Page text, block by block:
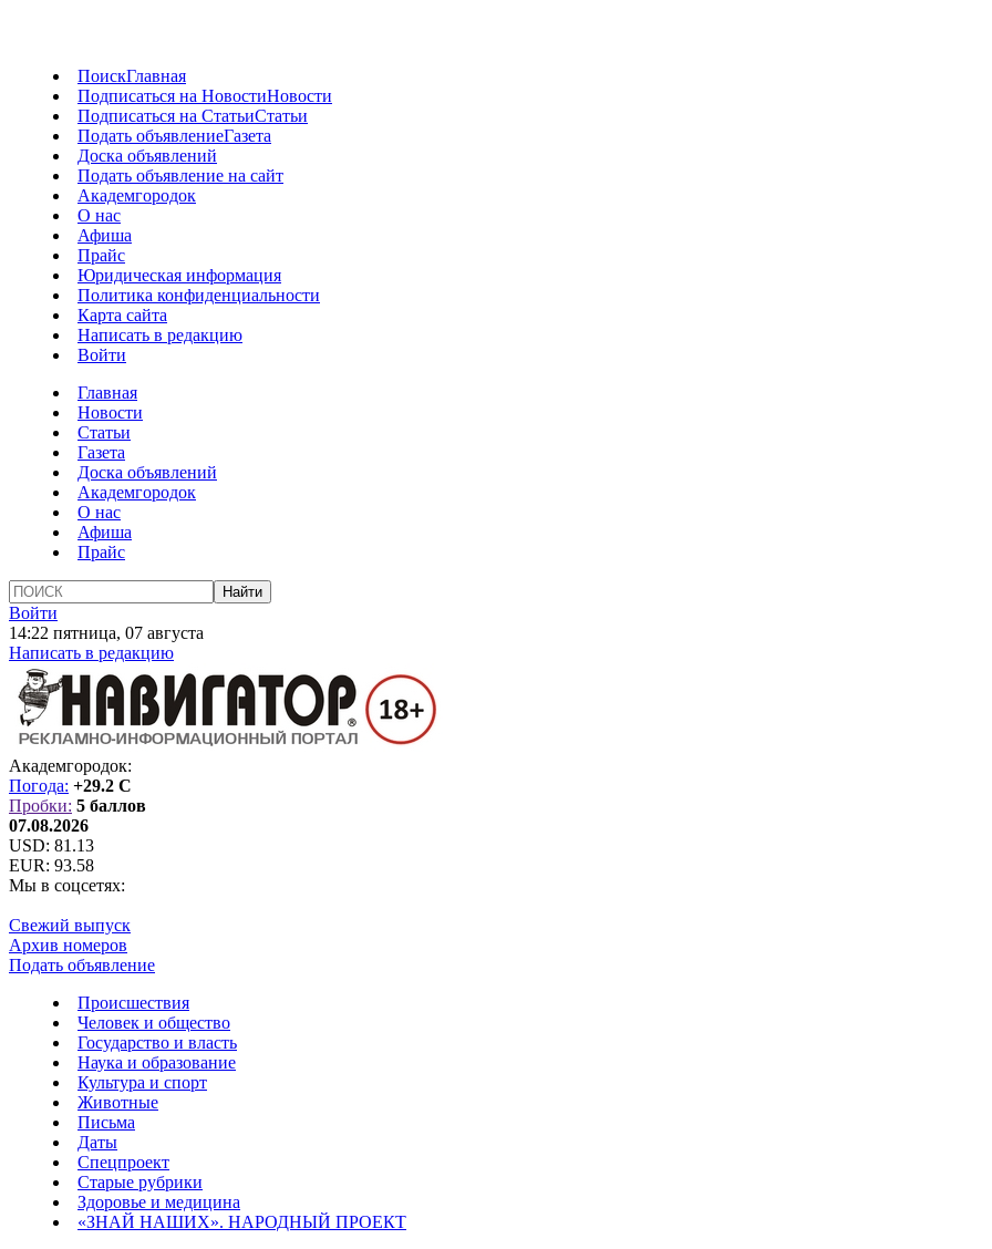
ПоискГлавная
Подписаться на НовостиНовости
Подписаться на СтатьиСтатьи
Подать объявлениеГазета
Доска объявлений
Подать объявление на сайт
Академгородок
О нас
Афиша
Прайс
Юридическая информация
Политика конфиденциальности
Карта сайта
Написать в редакцию
Войти
Главная
Новости
Статьи
Газета
Доска объявлений
Академгородок
О нас
Афиша
Прайс
Войти
14:22 пятница, 07 августа
Написать в редакцию
Академгородок:
Погода: +29.2 C
Пробки: 5 баллов
07.08.2026
USD: 81.13
EUR: 93.58
Мы в соцсетях:
Свежий выпуск
Архив номеров
Подать объявление
Происшествия
Человек и общество
Государство и власть
Наука и образование
Культура и спорт
Животные
Письма
Даты
Спецпроект
Старые рубрики
Здоровье и медицина
«ЗНАЙ НАШИХ». НАРОДНЫЙ ПРОЕКТ